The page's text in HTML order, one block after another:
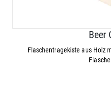
Beer
Flaschentragekiste aus Holz